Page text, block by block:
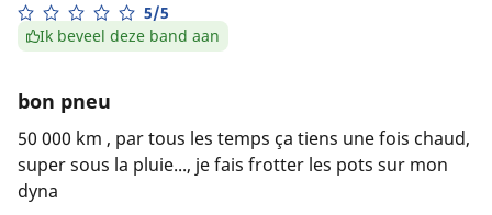
5/5
Ik beveel deze band aan
bon pneu
50 000 km , par tous les temps ça tiens une fois chaud,
super sous la pluie..., je fais frotter les pots sur mon
dyna